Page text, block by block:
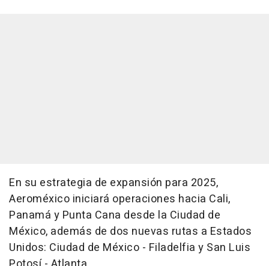
En su estrategia de expansión para 2025,
Aeroméxico iniciará operaciones hacia Cali,
Panamá y Punta Cana desde la Ciudad de
México, además de dos nuevas rutas a Estados
Unidos: Ciudad de México - Filadelfia y San Luis